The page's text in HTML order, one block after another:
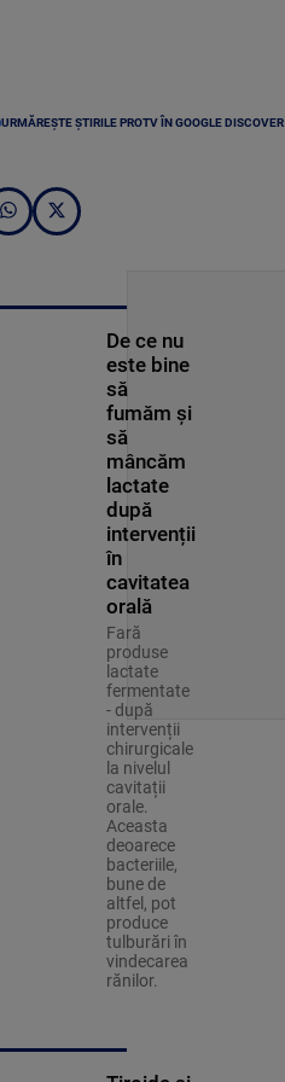
URMĂREȘTE ȘTIRILE PROTV ÎN GOOGLE DISCOVER
De ce nu
este bine
să
fumăm și
să
mâncăm
lactate
după
intervenții
în
cavitatea
orală
Fară
produse
lactate
fermentate
- după
intervenții
chirurgicale
la nivelul
cavitații
orale.
Aceasta
deoarece
bacteriile,
bune de
altfel, pot
produce
tulburări în
vindecarea
rănilor.